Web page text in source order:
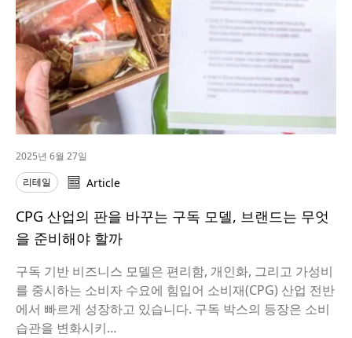
2025년 6월 27일
리테일
Article
CPG 산업의 판을 바꾸는 구독 모델, 브랜드는 무엇
을 준비해야 할까
구독 기반 비즈니스 모델은 편리함, 개인화, 그리고 가성비
를 중시하는 소비자 수요에 힘입어 소비재(CPG) 산업 전반
에서 빠르게 성장하고 있습니다. 구독 박스의 등장은 소비
습관을 변화시키…